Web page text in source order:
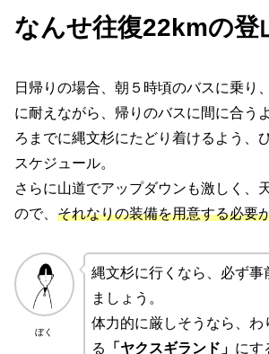
なんせ往復22kmの登
日帰りの場合、朝５時頃のバスに乗り
に耐えながら、帰りのバスに間に合う
ろまでに縄文杉にたどり着けるよう、
スケジュール。
さらに山道でアップダウンも激しく、
ので、 それなりの装備を用意する必要
ぼく
縄文杉に行くなら、必ず事
ましょう。
体力的に厳しそうなら、わ
る 「ヤクスギランド」 にす